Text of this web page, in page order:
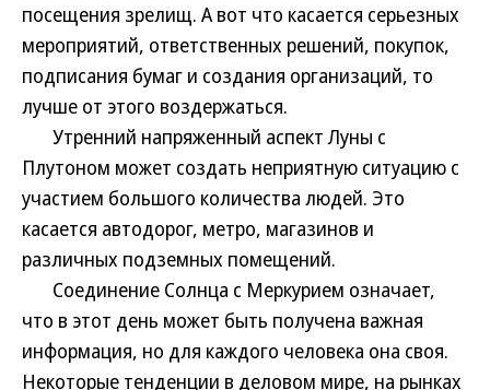
посещения зрелищ. А вот что касается серьезных
мероприятий, ответственных решений, покупок,
подписания бумаг и создания организаций, то
лучше от этого воздержаться.
Утренний напряженный аспект Луны с
Плутоном может создать неприятную ситуацию с
участием большого количества людей. Это
касается автодорог, метро, магазинов и
различных подземных помещений.
Соединение Солнца с Меркурием означает,
что в этот день может быть получена важная
информация, но для каждого человека она своя.
Некоторые тенденции в деловом мире, на рынках